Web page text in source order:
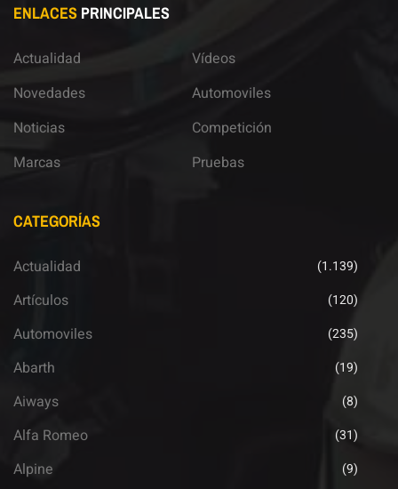
ENLACES PRINCIPALES
Actualidad
Novedades
Noticias
Marcas
Vídeos
Automoviles
Competición
Pruebas
CATEGORÍAS
Actualidad (1.139)
Artículos (120)
Automoviles (235)
Abarth (19)
Aiways (8)
Alfa Romeo (31)
Alpine (9)